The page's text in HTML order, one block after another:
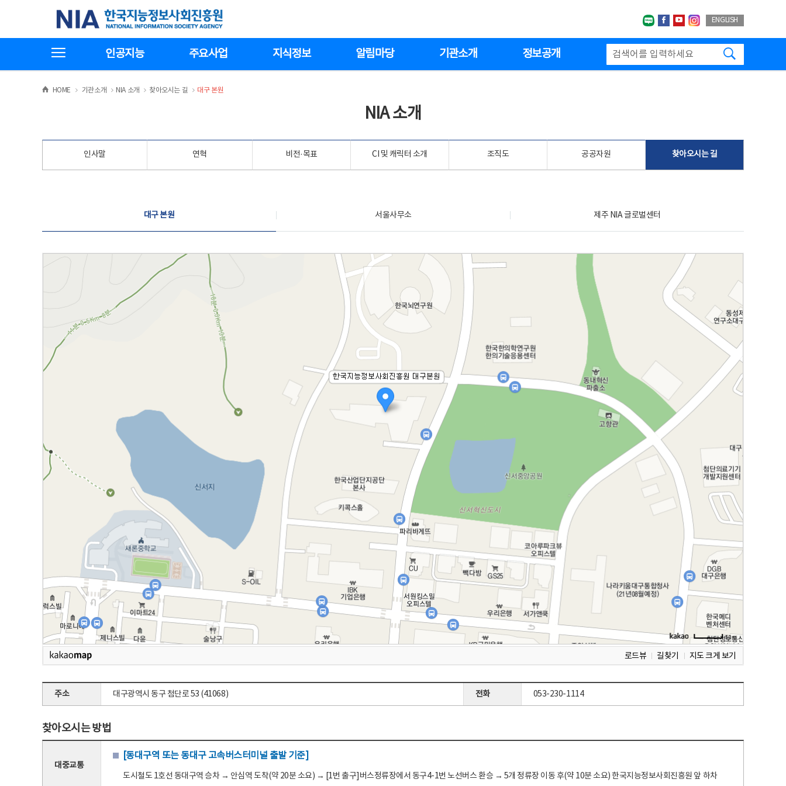
기
한국지능정보사회진흥원
네이버블로그
페이스북
유투브인스타그랩
ENGLISH
인공지능 주요사업 지식정보 알림마당 기관소개 정보공개
HOME >
기관소개 >NIA 소개 >
찾아오시는 길 >
대구 본원
NIA 소개
인사말 연혁 비전·목표 CI 및 캐릭터 소개 조직도 공공자원 찾아오시는 길
대구 본원 서울사무소 제주 NIA 글로벌센터
로드뷰 길찾기 지도 크게 보기
주소 대구광역시 동구 첨단로 53 (41068) 전화 053-230-1114
찾아오시는 방법
대중교통
[동대구역 또는 동대구 고속버스터미널 출발 기준]
도시철도 1호선 동대구역 승차 → 안심역 도착(약 20분 소요) → [1번 출구]버스정류장에서 동구4-1번 노선버스 환승 → 5개 정류장 이동 후(약 10분 소요) 한국지능정보사회진흥원 앞 하차